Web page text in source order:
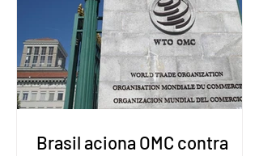
Brasil aciona OMC contra